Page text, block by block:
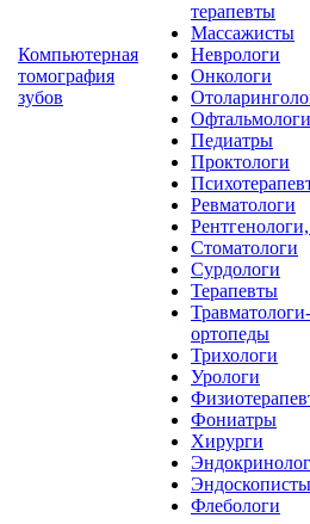
Компьютерная
томография
зубов
терапевты
Массажисты
Неврологи
Онкологи
Офтальмологи
Педиатры
Проктологи
Ревматологи
Стоматологи
Сурдологи
Терапевты
Травматологи-
ортопеды
Трихологи
Урологи
Фониатры
Хирурги
Эндоскописты
Флебологи